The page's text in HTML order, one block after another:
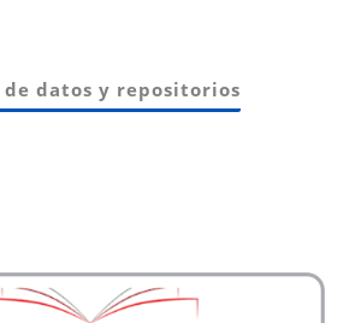
de datos y repositorios